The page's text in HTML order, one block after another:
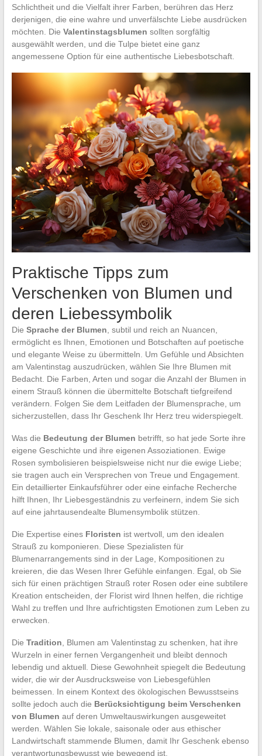
Schlichtheit und die Vielfalt ihrer Farben, berühren das Herz
derjenigen, die eine wahre und unverfälschte Liebe ausdrücken
möchten. Die Valentinstagsblumen sollten sorgfältig
ausgewählt werden, und die Tulpe bietet eine ganz
angemessene Option für eine authentische Liebesbotschaft.
Praktische Tipps zum
Verschenken von Blumen und
deren Liebessymbolik
Die Sprache der Blumen, subtil und reich an Nuancen,
ermöglicht es Ihnen, Emotionen und Botschaften auf poetische
und elegante Weise zu übermitteln. Um Gefühle und Absichten
am Valentinstag auszudrücken, wählen Sie Ihre Blumen mit
Bedacht. Die Farben, Arten und sogar die Anzahl der Blumen in
einem Strauß können die übermittelte Botschaft tiefgreifend
verändern. Folgen Sie dem Leitfaden der Blumensprache, um
sicherzustellen, dass Ihr Geschenk Ihr Herz treu widerspiegelt.
Was die Bedeutung der Blumen betrifft, so hat jede Sorte ihre
eigene Geschichte und ihre eigenen Assoziationen. Ewige
Rosen symbolisieren beispielsweise nicht nur die ewige Liebe;
sie tragen auch ein Versprechen von Treue und Engagement.
Ein detaillierter Einkaufsführer oder eine einfache Recherche
hilft Ihnen, Ihr Liebesgeständnis zu verfeinern, indem Sie sich
auf eine jahrtausendealte Blumensymbolik stützen.
Die Expertise eines Floristen ist wertvoll, um den idealen
Strauß zu komponieren. Diese Spezialisten für
Blumenarrangements sind in der Lage, Kompositionen zu
kreieren, die das Wesen Ihrer Gefühle einfangen. Egal, ob Sie
sich für einen prächtigen Strauß roter Rosen oder eine subtilere
Kreation entscheiden, der Florist wird Ihnen helfen, die richtige
Wahl zu treffen und Ihre aufrichtigsten Emotionen zum Leben zu
erwecken.
Die Tradition, Blumen am Valentinstag zu schenken, hat ihre
Wurzeln in einer fernen Vergangenheit und bleibt dennoch
lebendig und aktuell. Diese Gewohnheit spiegelt die Bedeutung
wider, die wir der Ausdrucksweise von Liebesgefühlen
beimessen. In einem Kontext des ökologischen Bewusstseins
sollte jedoch auch die Berücksichtigung beim Verschenken
von Blumen auf deren Umweltauswirkungen ausgeweitet
werden. Wählen Sie lokale, saisonale oder aus ethischer
Landwirtschaft stammende Blumen, damit Ihr Geschenk ebenso
verantwortungsbewusst wie bewegend ist.